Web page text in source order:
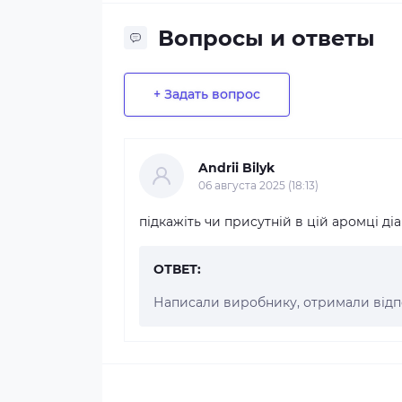
Вопросы и ответы
+ Задать вопрос
Andrii Bilyk
06 августа 2025 (18:13)
підкажіть чи присутній в цій аромці
ОТВЕТ:
Написали виробнику, отримали